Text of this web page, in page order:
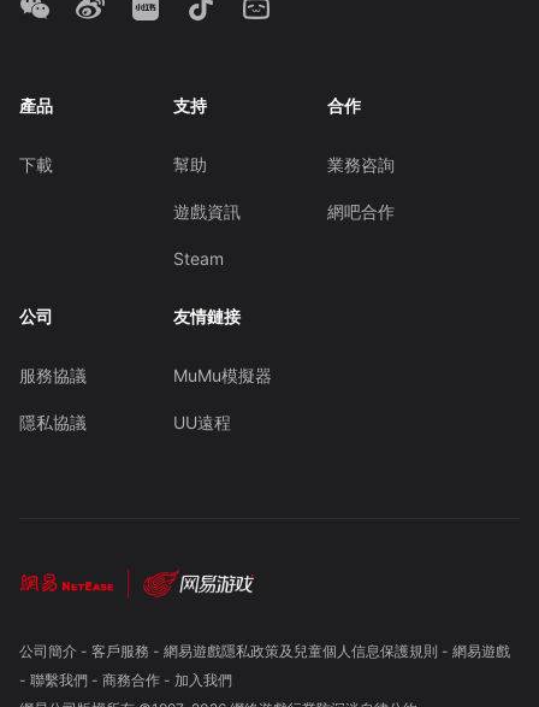
產品
下載
支持
幫助
遊戲資訊
Steam
合作
業務咨詢
網吧合作
公司
服務協議
隱私協議
友情鏈接
MuMu模擬器
UU遠程
公司簡介- 客戶服務 - 網易遊戲隱私政策及兒童個人信息保護規則 - 網易遊戲
- 聯繫我們- 商務合作- 加入我們